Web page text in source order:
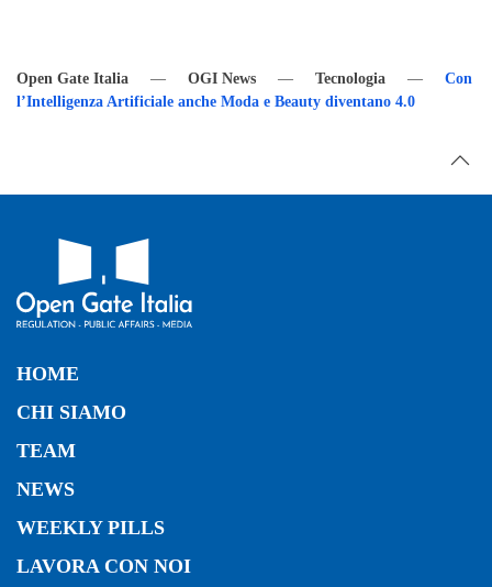
Open Gate Italia OGI News Tecnologia
Con
l’Intelligenza Artificiale anche Moda e Beauty diventano 4.0
HOME
CHI SIAMO
TEAM
NEWS
WEEKLY PILLS
LAVORA CON NOI